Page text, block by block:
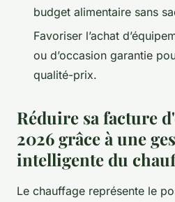
budget alimentaire sans
Favoriser l’achat
ou d’occasion garantie
qualité-prix.
Réduire sa facture
2026 grâce à une
intelligente du
Le chauffage représente le